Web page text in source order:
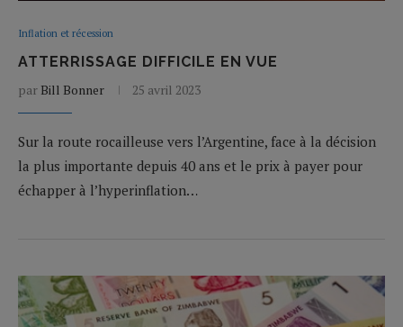
Inflation et récession
ATTERRISSAGE DIFFICILE EN VUE
par Bill Bonner 25 avril 2023
Sur la route rocailleuse vers l’Argentine, face à la décision
la plus importante depuis 40 ans et le prix à payer pour
échapper à l’hyperinflation…